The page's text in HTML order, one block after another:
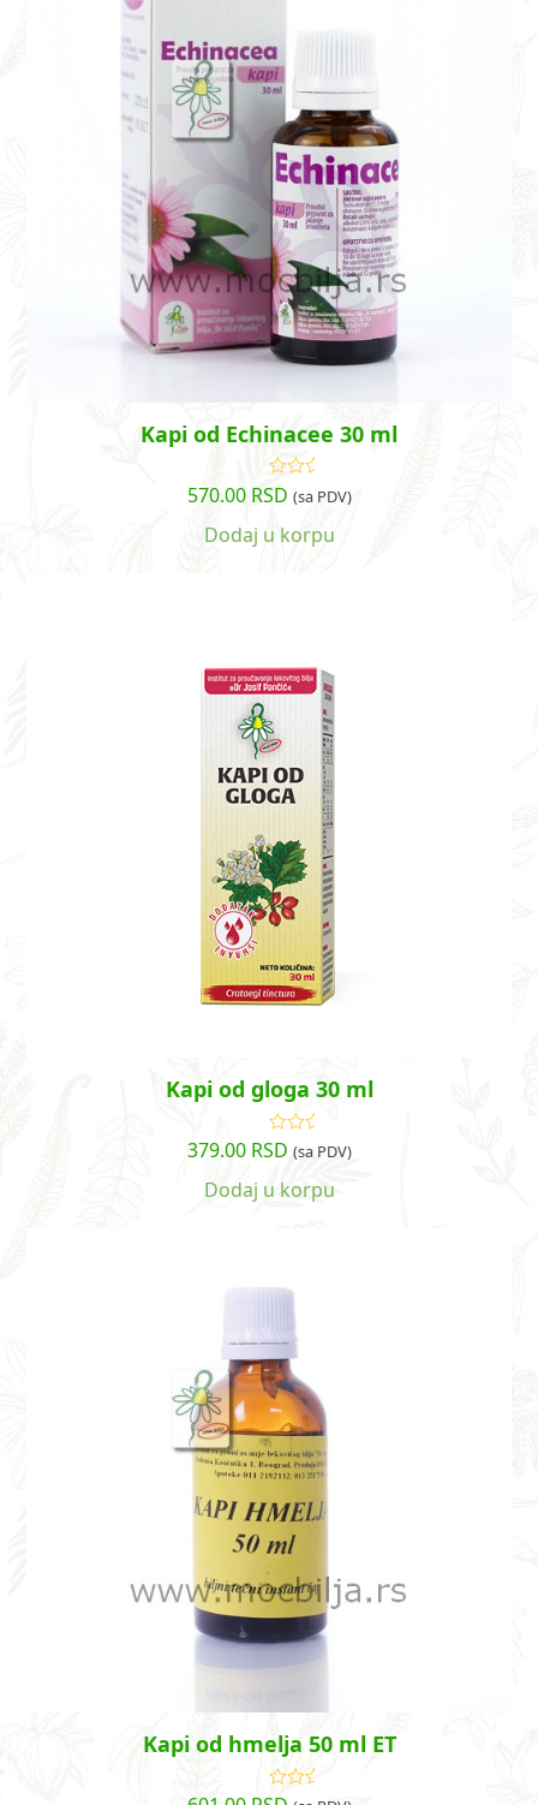
Kapi od Echinacee 30 ml
Ocenjeno
sa4.71od
570.00 RSD (sa PDV)
Dodaj u korpu
Kapi od gloga 30 ml
Ocenjeno
sa4.74od
379.00 RSD (sa PDV)
Dodaj u korpu
Kapi od hmelja 50 ml ET
Ocenjeno